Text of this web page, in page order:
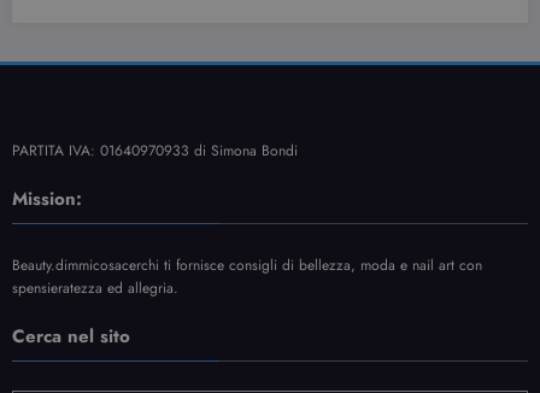
PARTITA IVA: 01640970933 di Simona Bondi
Mission:
Beauty.dimmicosacerchi ti fornisce consigli di bellezza, moda e nail art con
spensieratezza ed allegria.
Cerca nel sito